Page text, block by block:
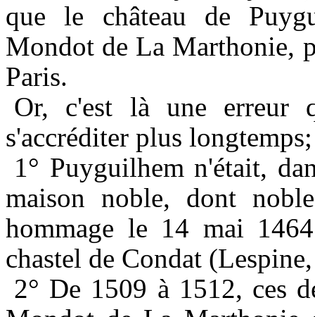
que le château de
Mondot de La Marthonie,
Paris.
Or, c'est là une erreur
s'accréditer plus
1° Puyguilhem n'était,
maison noble, dont
hommage le 14 mai
chastel de Condat
2° De 1509 à 1512, ces